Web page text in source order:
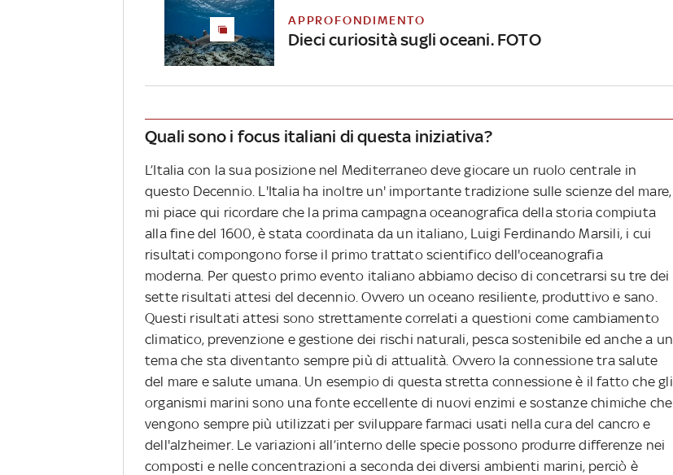
APPROFONDIMENTO
Dieci curiosità sugli oceani. FOTO
Quali sono i focus italiani di questa iniziativa?
L’Italia con la sua posizione nel Mediterraneo deve giocare un ruolo centrale in
questo Decennio. L'Italia ha inoltre un' importante tradizione sulle scienze del mare,
mi piace qui ricordare che la prima campagna oceanografica della storia compiuta
alla fine del 1600, è stata coordinata da un italiano, Luigi Ferdinando Marsili, i cui
risultati compongono forse il primo trattato scientifico dell'oceanografia
moderna. Per questo primo evento italiano abbiamo deciso di concetrarsi su tre dei
sette risultati attesi del decennio. Ovvero un oceano resiliente, produttivo e sano.
Questi risultati attesi sono strettamente correlati a questioni come cambiamento
climatico, prevenzione e gestione dei rischi naturali, pesca sostenibile ed anche a un
tema che sta diventanto sempre più di attualità. Ovvero la connessione tra salute
del mare e salute umana. Un esempio di questa stretta connessione è il fatto che gli
organismi marini sono una fonte eccellente di nuovi enzimi e sostanze chimiche che
vengono sempre più utilizzati per sviluppare farmaci usati nella cura del cancro e
dell'alzheimer. Le variazioni all’interno delle specie possono produrre differenze nei
composti e nelle concentrazioni a seconda dei diversi ambienti marini, perciò è